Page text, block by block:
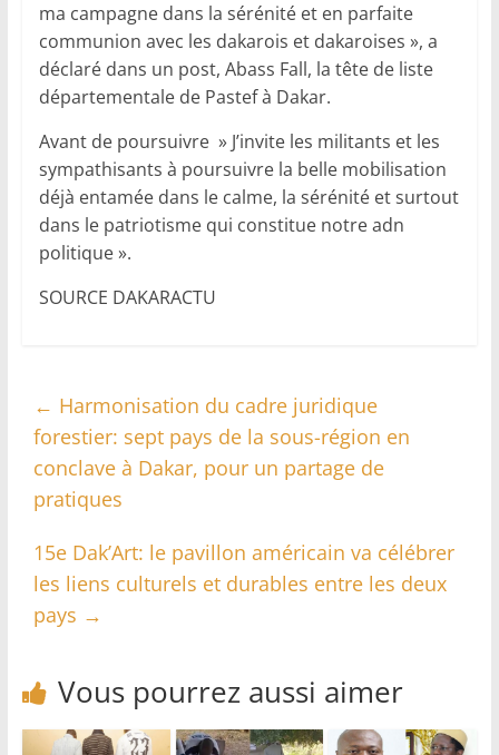
ma campagne dans la sérénité et en parfaite
communion avec les dakarois et dakaroises », a
déclaré dans un post, Abass Fall, la tête de liste
départementale de Pastef à Dakar.
Avant de poursuivre » J’invite les militants et les
sympathisants à poursuivre la belle mobilisation
déjà entamée dans le calme, la sérénité et surtout
dans le patriotisme qui constitue notre adn
politique ».
SOURCE DAKARACTU
← Harmonisation du cadre juridique
forestier: sept pays de la sous-région en
conclave à Dakar, pour un partage de
pratiques
15e Dak’Art: le pavillon américain va célébrer
les liens culturels et durables entre les deux
pays →
Vous pourrez aussi aimer